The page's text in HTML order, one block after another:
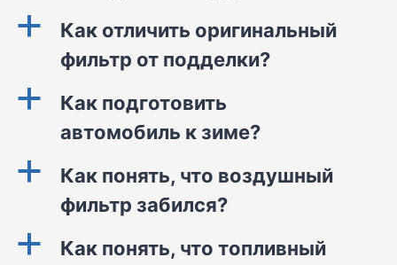
a
Как отличить оригинальный
фильтр от подделки?
a
Как подготовить
автомобиль к зиме?
a
Как понять, что воздушный
фильтр забился?
a
Как понять, что топливный